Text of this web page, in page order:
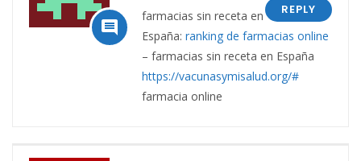

REPLY
farmacias sin receta en
España: ranking de farmacias online
– farmacias sin receta en España
https://vacunasymisalud.org/#
farmacia online